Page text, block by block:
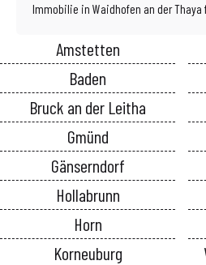
Immobilie in Waidhofen an der Thaya
Amstetten
Baden
Bruck an der Leitha
Gmünd
Gänserndorf
Hollabrunn
Horn
Korneuburg